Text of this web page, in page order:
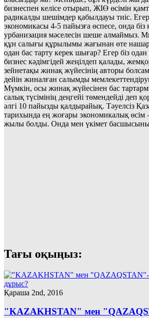
бизнеспен келiсе отырып, ЖIӨ өсiмiн
радикалды ше­шiм­дер қабылдауы тиiс. Егер
экономикасы 4-5 пайызға өспесе, онда бiз
урбанизация мәсе­лесiн шеше алмаймыз.
құн салығы құрылымы жағынан өте
одан бас тарту керек шы­ғар? Егер бiз
бизнес кәдiмгiдей жеңiлдеп қа­лады,
зейнетақы жинақ жүйесiнiң авторы
дейiн жиналған салымды
Мүмкiн, осы жи­нақ жүйесiнен бас
са­лық түсiмiнiң деңгейi төмендейдi деп
әлгi 10 па­йызды қалдырайық. Тә­уелсiз
тарихында ең жоғары экономикалық өсiм
жылы болды. Онда мен үкiмет
Тағы оқыңыз:
Қараша 2nd, 2016
"KAZAKHSTAN" мен